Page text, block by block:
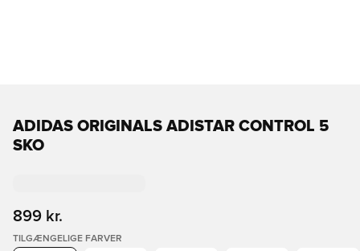
ADIDAS ORIGINALS ADISTAR CONTROL 5
SKO
899 kr.
TILGÆNGELIGE FARVER